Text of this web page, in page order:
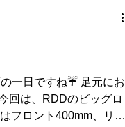
みてはいかがでしょう
度もリトルガレージを
一日ですね☔ 足元にお
回は、RDDのビッグロ
フロント400mm、リア